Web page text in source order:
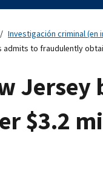
Investigación criminal (en
admits to fraudulently
$3.2